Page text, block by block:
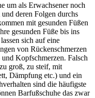
um als Erwachsener noch
deren Folgen durchs
mit gesunden Füßen
gesunden Füße bis ins
sich auf eine
von Rückenschmerzen
Kopfschmerzen. Falsch
groß, zu steif, mit
Dämpfung etc.) und ein
sind die häufigste
Barfußschuhe das zwar